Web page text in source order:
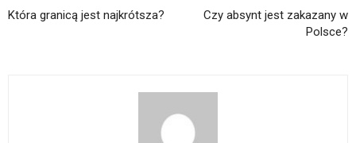
Która granicą jest najkrótsza?
Czy absynt jest zakazany w
Polsce?